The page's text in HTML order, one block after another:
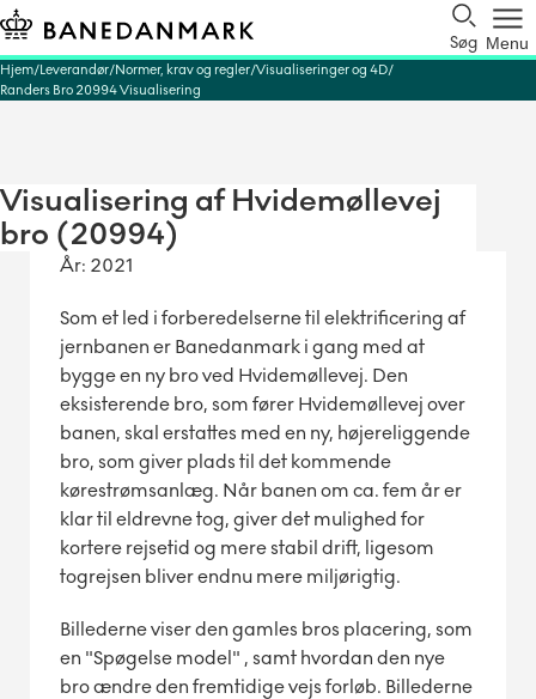
Søg Menu
Hjem Leverandør Normer, krav og regler Visualiseringer og 4D
Randers Bro 20994 Visualisering
Visualisering af Hvidemøllevej
bro (20994)
År: 2021
Som et led i forberedelserne til elektrificering af
jernbanen er Banedanmark i gang med at
bygge en ny bro ved Hvidemøllevej. Den
eksisterende bro, som fører Hvidemøllevej over
banen, skal erstattes med en ny, højereliggende
bro, som giver plads til det kommende
kørestrømsanlæg. Når banen om ca. fem år er
klar til eldrevne tog, giver det mulighed for
kortere rejsetid og mere stabil drift, ligesom
togrejsen bliver endnu mere miljørigtig.
Billederne viser den gamles bros placering, som
en "Spøgelse model" , samt hvordan den nye
bro ændre den fremtidige vejs forløb. Billederne